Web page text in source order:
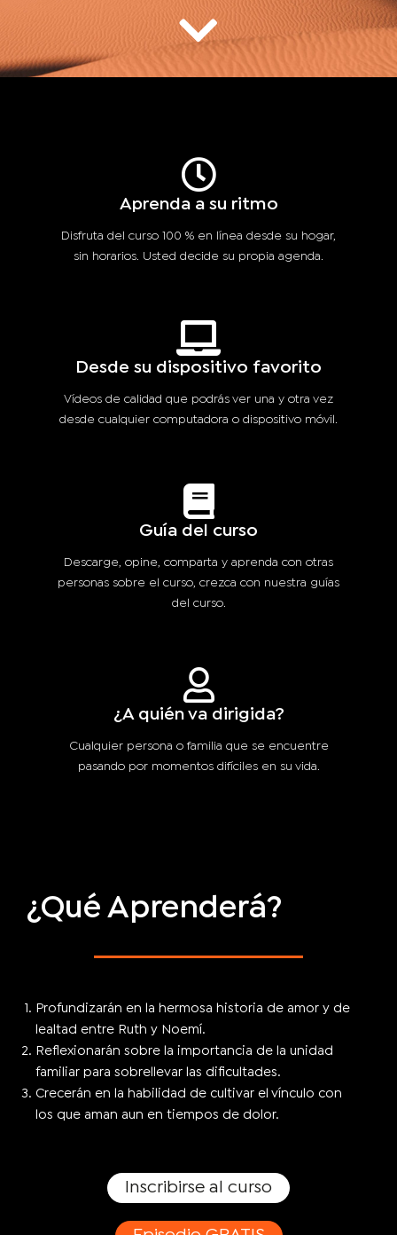
Aprenda a su ritmo
Disfruta del curso 100 % en línea desde su hogar,
sin horarios. Usted decide su propia agenda.
Desde su dispositivo favorito
Vídeos de calidad que podrás ver una y otra vez
desde cualquier computadora o dispositivo móvil.
Guía del curso
Descarge, opine, comparta y aprenda con otras
personas sobre el curso, crezca con nuestra guías
del curso.
¿A quién va dirigida?
Cualquier persona o familia que se encuentre
pasando por momentos difíciles en su vida.
¿Qué Aprenderá?
Profundizarán en la hermosa historia de amor y de
lealtad entre Ruth y Noemí.
Reflexionarán sobre la importancia de la unidad
familiar para sobrellevar las dificultades.
Crecerán en la habilidad de cultivar el vínculo con
los que aman aun en tiempos de dolor.
Inscribirse al curso